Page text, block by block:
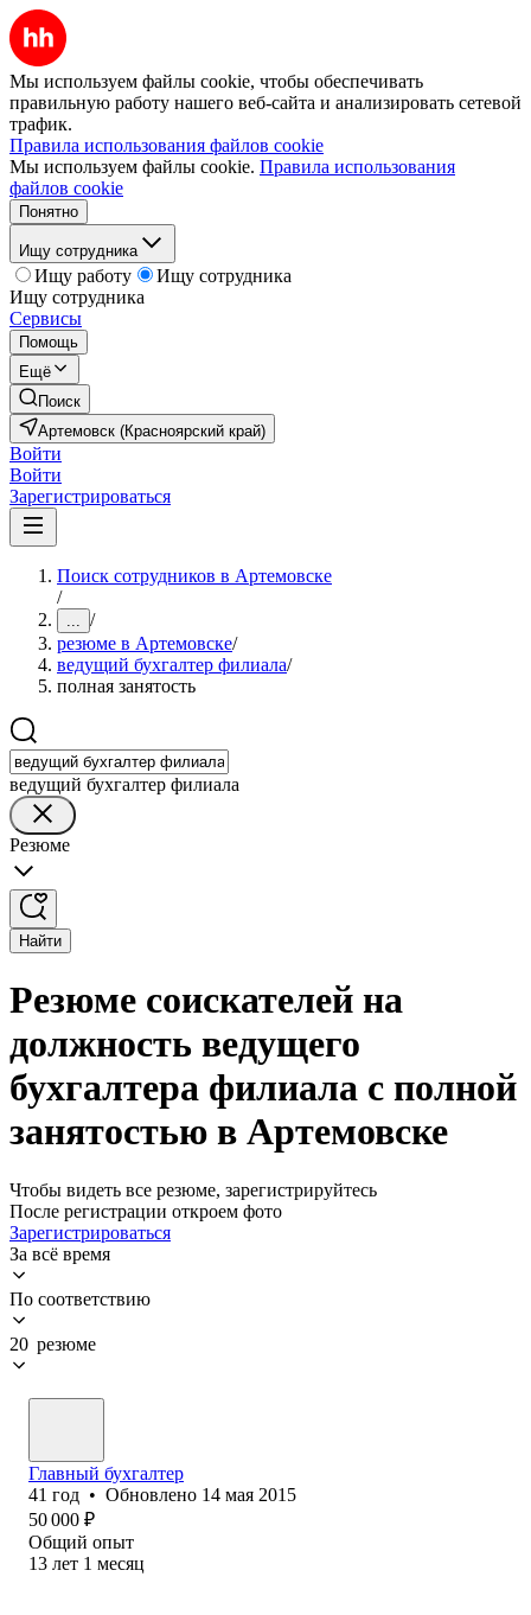
Мы используем файлы cookie, чтобы обеспечивать
правильную работу нашего веб-сайта и анализировать сетевой
трафик.
Правила использования файлов cookie
Мы используем файлы cookie. Правила использования
файлов cookie
Понятно
Ищу сотрудника
Ищу работу
Ищу сотрудника
Ищу сотрудника
Сервисы
Помощь
Ещё
Поиск
Артемовск (Красноярский край)
Войти
Войти
Зарегистрироваться
Поиск сотрудников в Артемовске
/
... /
резюме в Артемовске/
ведущий бухгалтер филиала/
полная занятость
ведущий бухгалтер филиала
Резюме
Найти
Резюме соискателей на
должность ведущего
бухгалтера филиала с полной
занятостью в Артемовске
Чтобы видеть все резюме, зарегистрируйтесь
После регистрации откроем фото
Зарегистрироваться
За всё время
По соответствию
20 резюме
Главный бухгалтер
41 год • Обновлено 14 мая 2015
50 000 ₽
Общий опыт
13 лет 1 месяц